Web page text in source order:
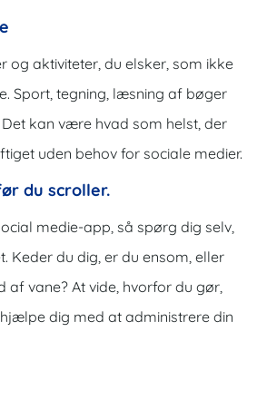
og aktiviteter, du elsker, som ikke
Sport, tegning, læsning af bøger
kan være hvad som helst, der
uden behov for sociale medier.
du scroller.
medie-app, så spørg dig selv,
Keder du dig, er du ensom, eller
af vane? At vide, hvorfor du gør,
dig med at administrere din